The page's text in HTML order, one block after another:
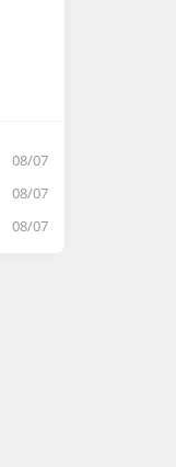
08/07
08/07
08/07